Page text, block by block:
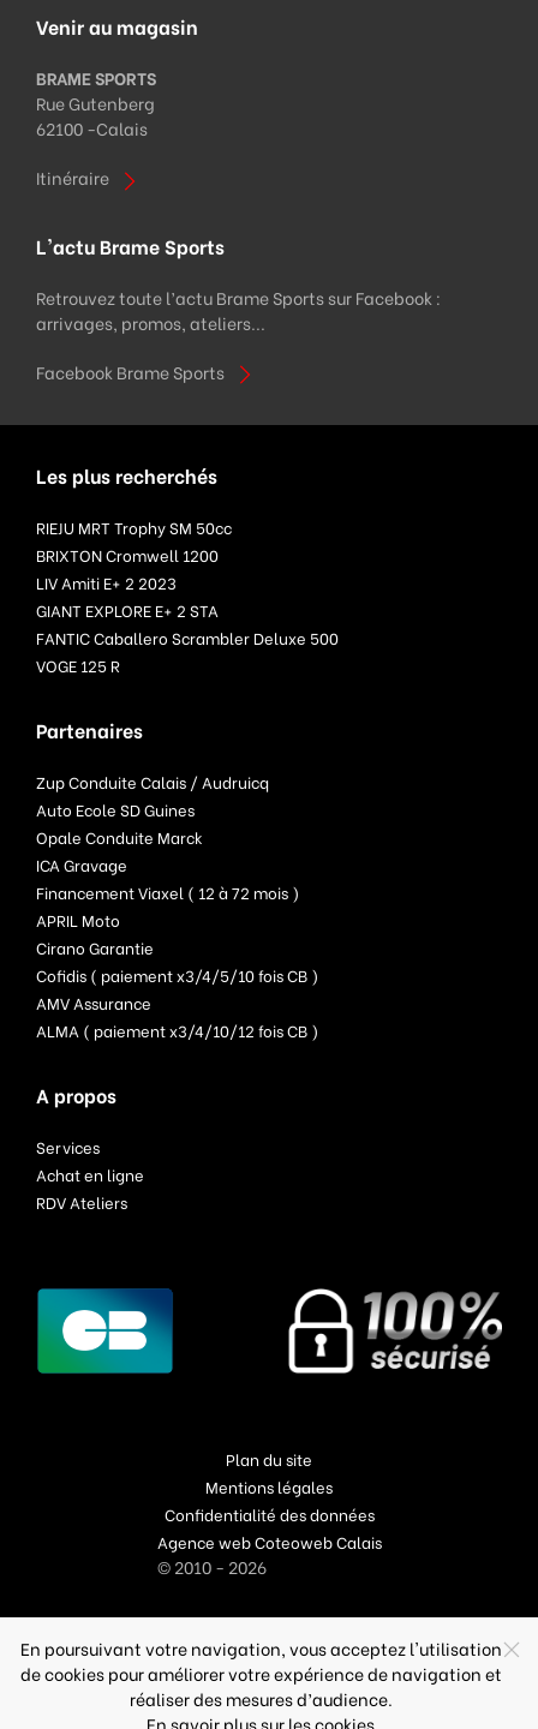
Venir au magasin
BRAME SPORTS
Rue Gutenberg
62100 -Calais
Itinéraire
L'actu Brame Sports
Retrouvez toute l’actu Brame Sports sur Facebook :
arrivages, promos, ateliers...
Facebook Brame Sports
Les plus recherchés
RIEJU MRT Trophy SM 50cc
BRIXTON Cromwell 1200
LIV Amiti E+ 2 2023
GIANT EXPLORE E+ 2 STA
FANTIC Caballero Scrambler Deluxe 500
VOGE 125 R
Partenaires
Zup Conduite Calais / Audruicq
Auto Ecole SD Guines
Opale Conduite Marck
ICA Gravage
Financement Viaxel ( 12 à 72 mois )
APRIL Moto
Cirano Garantie
Cofidis ( paiement x3/4/5/10 fois CB )
AMV Assurance
ALMA ( paiement x3/4/10/12 fois CB )
A propos
Services
Achat en ligne
RDV Ateliers
Plan du site
Mentions légales
Confidentialité des données
Agence web Coteoweb Calais
© 2010 - 2026
En poursuivant votre navigation, vous acceptez l'utilisation
de cookies pour améliorer votre expérience de navigation et
réaliser des mesures d’audience.
En savoir plus sur les cookies